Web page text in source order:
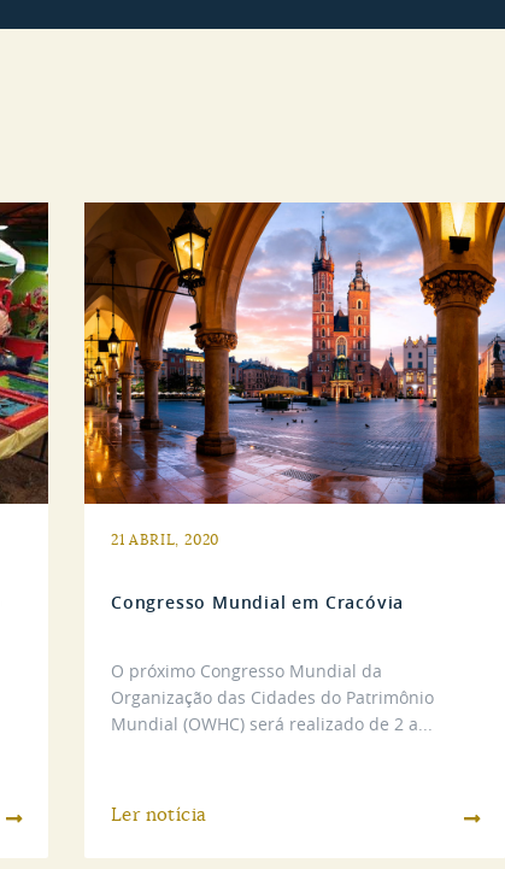
21 ABRIL, 2020
Congresso Mundial em Cracóvia
O próximo Congresso Mundial da
Organização das Cidades do Patrimônio
Mundial (OWHC) será realizado de 2 a...
Ler notícia